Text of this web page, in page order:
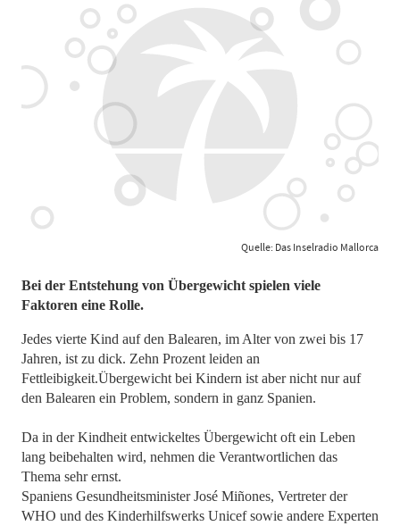
Quelle: Das Inselradio Mallorca
Bei der Entstehung von Übergewicht spielen viele
Faktoren eine Rolle.
Jedes vierte Kind auf den Balearen, im Alter von zwei bis 17
Jahren, ist zu dick. Zehn Prozent leiden an
Fettleibigkeit.Übergewicht bei Kindern ist aber nicht nur auf
den Balearen ein Problem, sondern in ganz Spanien.
Da in der Kindheit entwickeltes Übergewicht oft ein Leben
lang beibehalten wird, nehmen die Verantwortlichen das
Thema sehr ernst.
Spaniens Gesundheitsminister José Miñones, Vertreter der
WHO und des Kinderhilfswerks Unicef sowie andere Experten